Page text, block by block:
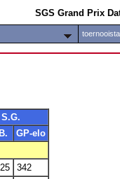
SGS Grand Prix
GP-elo
342